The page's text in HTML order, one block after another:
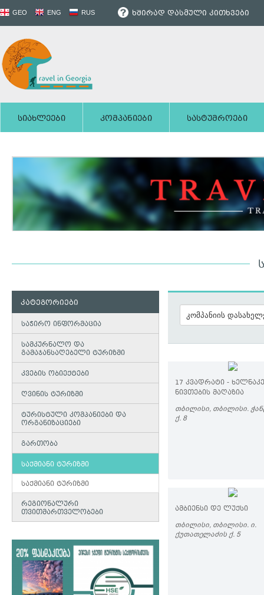
GEO ENG RUS ხშირად დასმული კითხვები
სიახლეები კომპანიები სასტუმროები
კატეგორიები
საჭირო ინფორმაცია
სამკურნალო და
გამაჯანსაღებელი ტურიზმი
კვების ობიექტები
ღვინის ტურიზმი
ტურისტული კომპანიები და
ორგანიზაციები
გართობა
საქმიანი ტურიზმი
საქმიანი ტურიზმი
რეგიონალური
თვითმართველობები
17 ᲙᲕᲐᲓᲠᲐᲢᲘ -
ᲜᲘᲕᲗᲔᲑᲘᲡ ᲛᲐᲦᲐᲖᲘᲐ
ᲗᲑᲘᲚᲘᲡᲘ, ᲗᲑᲘᲚᲘᲡᲘ.
Ქ. 8
ᲐᲛᲑᲘᲔᲜᲡᲘ ᲓᲔ ᲚᲣᲥᲡᲘ
ᲗᲑᲘᲚᲘᲡᲘ, ᲗᲑᲘᲚᲘᲡᲘ. Ი.
ᲥᲣᲗᲐᲗᲔᲚᲐᲫᲘᲡ Ქ. 5